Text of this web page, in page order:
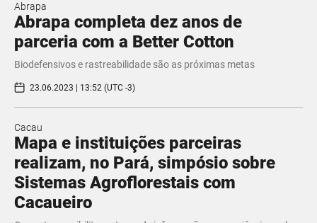
Abrapa
Abrapa completa dez anos de
parceria com a Better Cotton
Biodefensivos e rastreabilidade são as próximas metas
23.06.2023 | 13:52 (UTC -3)
Cacau
Mapa e instituições parceiras
realizam, no Pará, simpósio sobre
Sistemas Agroflorestais com
Cacaueiro